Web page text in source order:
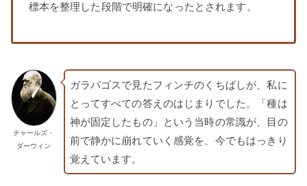
標本を整理した段階で明確になったとされます。
チャールズ・
ダーウィン
ガラパゴスで見たフィンチのくちばしが、私に
とってすべての答えのはじまりでした。「種は
神が固定したもの」という当時の常識が、目の
前で静かに崩れていく感覚を、今でもはっきり
覚えています。